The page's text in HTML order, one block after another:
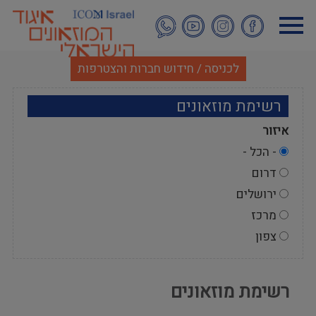
לתוכן
העיקרי
לכניסה / חידוש חברות והצטרפות
רשימת מוזאונים
איזור
- הכל -
דרום
ירושלים
מרכז
צפון
רשימת מוזאונים